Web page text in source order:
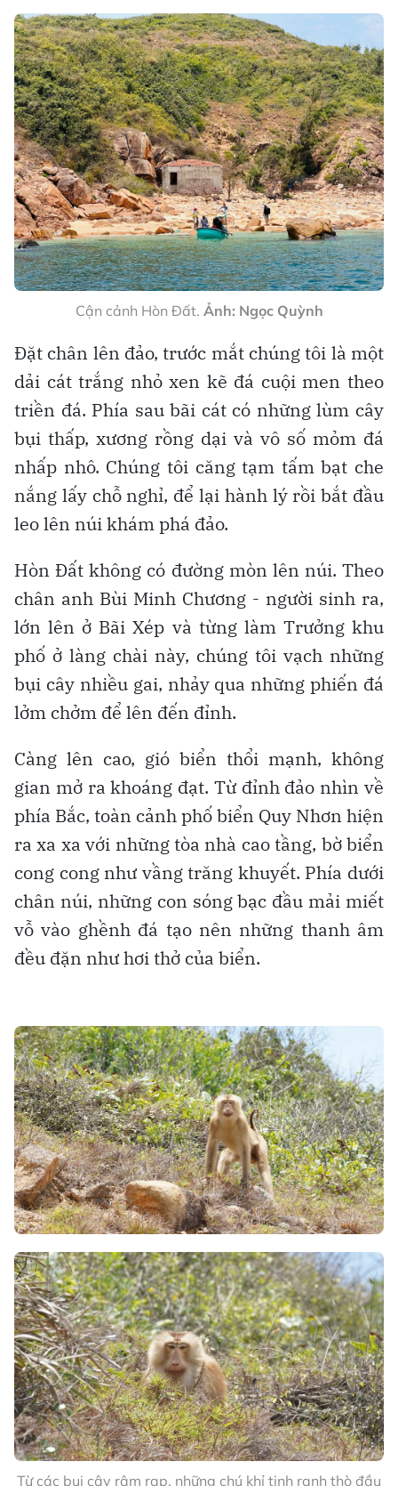
Cận cảnh Hòn Đất. Ảnh: Ngọc Quỳnh
Đặt chân lên đảo, trước mắt chúng tôi là một
dải cát trắng nhỏ xen kẽ đá cuội men theo
triền đá. Phía sau bãi cát có những lùm cây
bụi thấp, xương rồng dại và vô số mỏm đá
nhấp nhô. Chúng tôi căng tạm tấm bạt che
nắng lấy chỗ nghỉ, để lại hành lý rồi bắt đầu
leo lên núi khám phá đảo.
Hòn Đất không có đường mòn lên núi. Theo
chân anh Bùi Minh Chương - người sinh ra,
lớn lên ở Bãi Xép và từng làm Trưởng khu
phố ở làng chài này, chúng tôi vạch những
bụi cây nhiều gai, nhảy qua những phiến đá
lởm chởm để lên đến đỉnh.
Càng lên cao, gió biển thổi mạnh, không
gian mở ra khoáng đạt. Từ đỉnh đảo nhìn về
phía Bắc, toàn cảnh phố biển Quy Nhơn hiện
ra xa xa với những tòa nhà cao tầng, bờ biển
cong cong như vầng trăng khuyết. Phía dưới
chân núi, những con sóng bạc đầu mải miết
vỗ vào ghềnh đá tạo nên những thanh âm
đều đặn như hơi thở của biển.
Từ các bụi cây rậm rạp, những chú khỉ tinh ranh thò đầu